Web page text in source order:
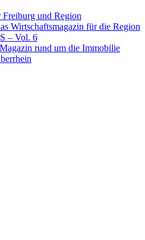
und Region
Wirtschaftsmagazin für die Region
– Vol. 6
rund um die Immobilie